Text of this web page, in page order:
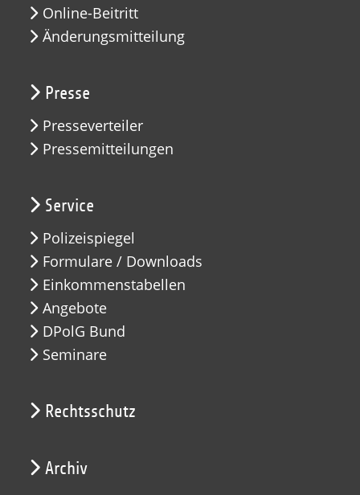
Online-Beitritt
Änderungsmitteilung
Presse
Presseverteiler
Pressemitteilungen
Service
Polizeispiegel
Formulare / Downloads
Einkommenstabellen
Angebote
DPolG Bund
Seminare
Rechtsschutz
Archiv